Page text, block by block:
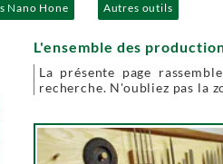
Nano Hone Autres outils
L'ensemble des
La présente page
recherche. N'oubliez pas la